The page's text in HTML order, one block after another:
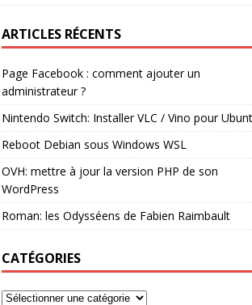
ARTICLES RÉCENTS
Page Facebook : comment ajouter un
administrateur ?
Nintendo Switch: Installer VLC / Vino pour
Reboot Debian sous Windows WSL
OVH: mettre à jour la version PHP de son
WordPress
Roman: les Odysséens de Fabien Raimbault
CATÉGORIES